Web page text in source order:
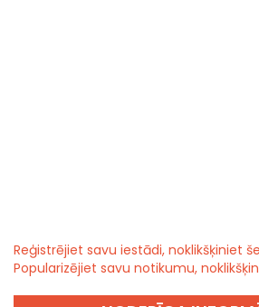
Reģistrējiet savu iestādi, noklikšķiniet
Popularizējiet savu notikumu,